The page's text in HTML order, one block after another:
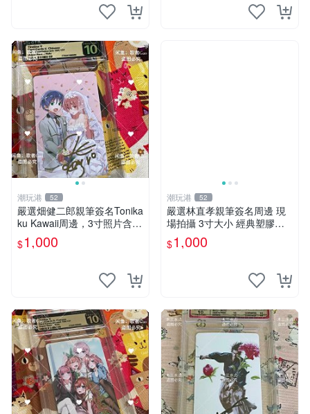
潮玩港 52
嚴選畑健二郎親筆簽名Tonika
ku Kawaii周邊，3寸照片含原
裝卡匣。收藏家直供，保真可
靠。 Tonikaku Kawaii 畑健二
$1,000
潮玩港 52
嚴選林直孝親筆簽名周邊 現
場拍攝 3寸大小 經典塑膠記
憶周邊收藏推薦 塑料記憶 時
代典藏 筆跡限量
$1,000